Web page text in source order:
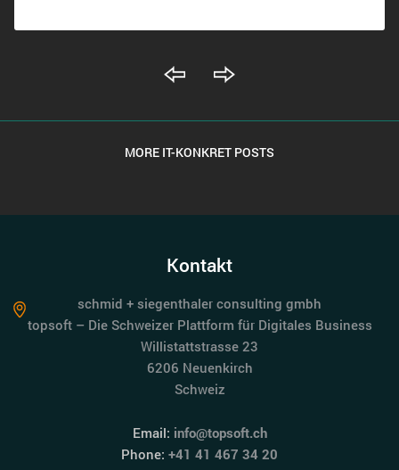
MORE IT-KONKRET POSTS
Kontakt
schmid + siegenthaler consulting gmbh
topsoft – Die Schweizer Plattform für Digitales Business
Willistattstrasse 23
6206 Neuenkirch
Schweiz
Email: info@topsoft.ch
Phone: +41 41 467 34 20